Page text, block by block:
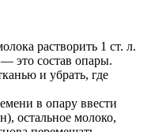
растворить 1 ст. л.
это состав опары.
и убрать, где
в опару ввести
остальное молоко,